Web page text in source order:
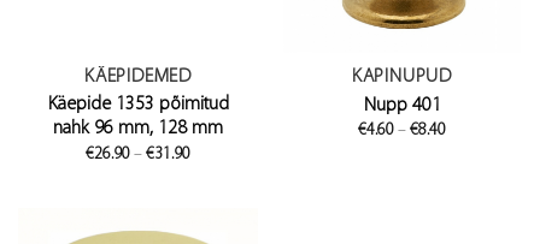
KÄEPIDEMED
Käepide 1353 põimitud
nahk 96 mm, 128 mm
€26.90 – €31.90Price
KAPINUPUD
Nupp 401
€4.60 – €8.40Price